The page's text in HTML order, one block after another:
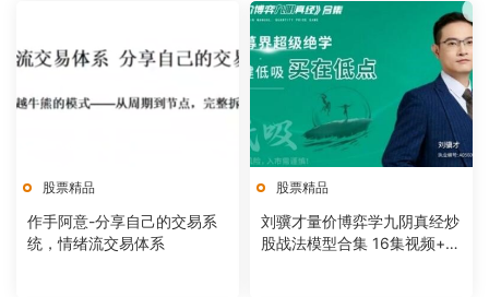
股票精品
作手阿意-分享自己的交易系
统，情绪流交易体系
股票精品
刘骥才量价博弈学九阴真经炒
股战法模型合集 16集视频+课